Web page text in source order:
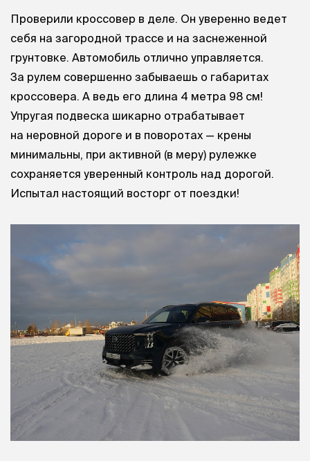
Проверили кроссовер в деле. Он уверенно ведет
себя на загородной трассе и на заснеженной
грунтовке. Автомобиль отлично управляется.
За рулем совершенно забываешь о габаритах
кроссовера. А ведь его длина 4 метра 98 см!
Упругая подвеска шикарно отрабатывает
на неровной дороге и в поворотах — крены
минимальны, при активной (в меру) рулежке
сохраняется уверенный контроль над дорогой.
Испытал настоящий восторг от поездки!